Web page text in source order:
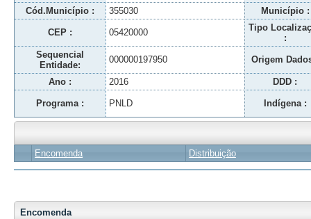
Cód.Município : 355030 Município :
CEP : 05420000
Tipo
:
Sequencial
Entidade:
000000197950 Origem
Ano : 2016 DDD :
Programa : PNLD Indígena :
Encomenda Distribuição
Encomenda